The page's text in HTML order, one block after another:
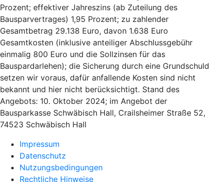
Prozent; effektiver Jahreszins (ab Zuteilung des
Bausparvertrages) 1,95 Prozent; zu zahlender
Gesamtbetrag 29.138 Euro, davon 1.638 Euro
Gesamtkosten (inklusive anteiliger Abschlussgebühr
einmalig 800 Euro und die Sollzinsen für das
Bauspardarlehen); die Sicherung durch eine Grundschuld
setzen wir voraus, dafür anfallende Kosten sind nicht
bekannt und hier nicht berücksichtigt. Stand des
Angebots: 10. Oktober 2024; im Angebot der
Bausparkasse Schwäbisch Hall, Crailsheimer Straße 52,
74523 Schwäbisch Hall
Impressum
Datenschutz
Nutzungsbedingungen
Rechtliche Hinweise